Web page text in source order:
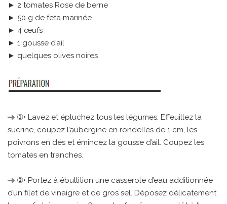
► 2 tomates Rose de berne
► 50 g de feta marinée
► 4 œufs
► 1 gousse d’ail
► quelques olives noires
①• Lavez et épluchez tous les légumes. Effeuillez la
sucrine, coupez l’aubergine en rondelles de 1 cm, les
poivrons en dés et émincez la gousse d’ail. Coupez les
tomates en tranches.
②• Portez à ébullition une casserole d’eau additionnée
d’un filet de vinaigre et de gros sel. Déposez délicatement